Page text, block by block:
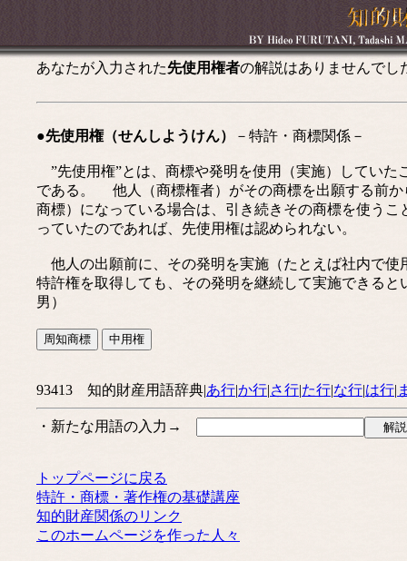
あなたが入力された先使用権者の解説はありませんでし
●先使用権（せんしようけん） －特許・商標関係－
”先使用権”とは、商標や発明を使用（実施）していた
である。 他人（商標権者）がその商標を出願する前
商標）になっている場合は、引き続きその商標を使う
っていたのであれば、先使用権は認められない。
他人の出願前に、その発明を実施（たとえば社内で使
特許権を取得しても、その発明を継続して実施できる
男）
93413 知的財産用語辞典|あ行|か行|さ行|た行|な行|は行|
・新たな用語の入力→
トップページに戻る
特許・商標・著作権の基礎講座
知的財産関係のリンク
このホームページを作った人々